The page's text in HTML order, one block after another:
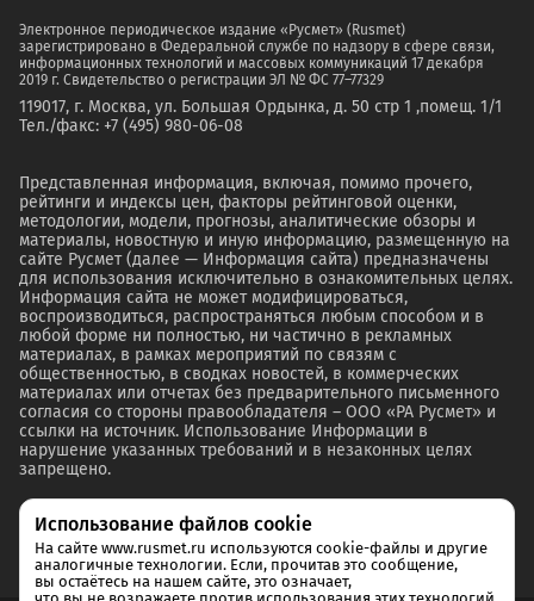
Электронное периодическое издание «Русмет» (Rusmet)
зарегистрировано в Федеральной службе по надзору в сфере связи,
информационных технологий и массовых коммуникаций 17 декабря
2019 г. Свидетельство о регистрации ЭЛ № ФС 77–77329
119017, г. Москва, ул. Большая Ордынка, д. 50 стр 1 ,помещ. 1/1
Тел./факс: +7 (495) 980-06-08
Представленная информация, включая, помимо прочего,
рейтинги и индексы цен, факторы рейтинговой оценки,
методологии, модели, прогнозы, аналитические обзоры и
материалы, новостную и иную информацию, размещенную на
сайте Русмет (далее — Информация сайта) предназначены
для использования исключительно в ознакомительных целях.
Информация сайта не может модифицироваться,
воспроизводиться, распространяться любым способом и в
любой форме ни полностью, ни частично в рекламных
материалах, в рамках мероприятий по связям с
общественностью, в сводках новостей, в коммерческих
материалах или отчетах без предварительного письменного
согласия со стороны правообладателя – ООО «РА Русмет» и
ссылки на источник. Использование Информации в
нарушение указанных требований и в незаконных целях
запрещено.
Использование файлов cookie
На сайте www.rusmet.ru используются cookie-файлы и другие
аналогичные технологии. Если, прочитав это сообщение,
вы остаётесь на нашем сайте, это означает,